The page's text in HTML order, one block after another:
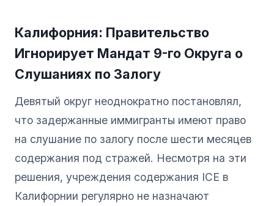
Калифорния: Правительство
Игнорирует Мандат 9-го Округа о
Слушаниях по Залогу
Девятый округ неоднократно постановлял,
что задержанные иммигранты имеют право
на слушание по залогу после шести месяцев
содержания под стражей. Несмотря на эти
решения, учреждения содержания ICE в
Калифорнии регулярно не назначают